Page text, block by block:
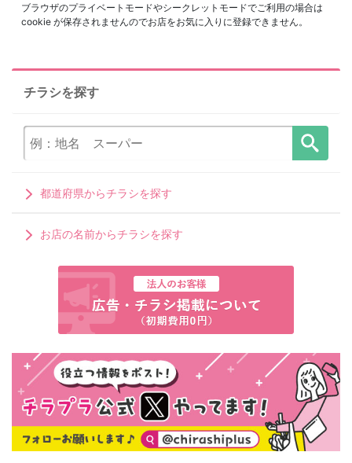
ブラウザのプライベートモードやシークレットモードでご利用の場合は
cookie が保存されませんのでお店をお気に入りに登録できません。
チラシを探す
都道府県からチラシを探す
お店の名前からチラシを探す